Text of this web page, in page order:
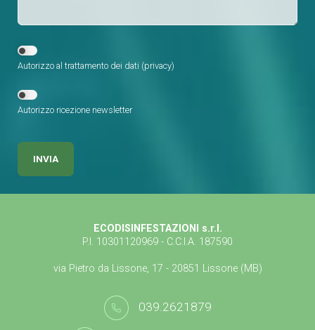
Autorizzo al trattamento dei dati (privacy)
Autorizzo ricezione newsletter
ECODISINFESTAZIONI s.r.l.
P.I. 10301120969 - C.C.I.A. 187590
via Pietro da Lissone, 17 - 20851 Lissone (MB)
039.2621879